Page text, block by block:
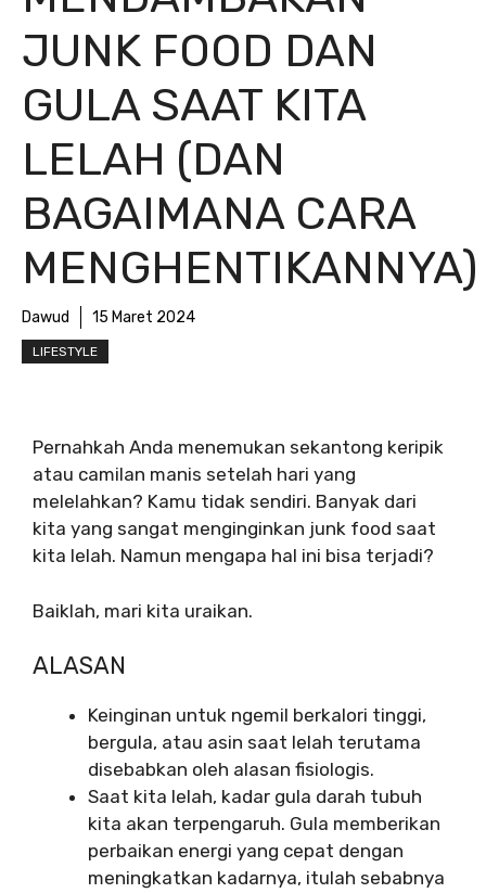
JUNK FOOD DAN
GULA SAAT KITA
LELAH (DAN
BAGAIMANA CARA
MENGHENTIKANNYA)
Dawud 15 Maret 2024
LIFESTYLE
Pernahkah Anda menemukan sekantong keripik
atau camilan manis setelah hari yang
melelahkan? Kamu tidak sendiri. Banyak dari
kita yang sangat menginginkan junk food saat
kita lelah. Namun mengapa hal ini bisa terjadi?
Baiklah, mari kita uraikan.
ALASAN
Keinginan untuk ngemil berkalori tinggi,
bergula, atau asin saat lelah terutama
disebabkan oleh alasan fisiologis.
Saat kita lelah, kadar gula darah tubuh
kita akan terpengaruh. Gula memberikan
perbaikan energi yang cepat dengan
meningkatkan kadarnya, itulah sebabnya